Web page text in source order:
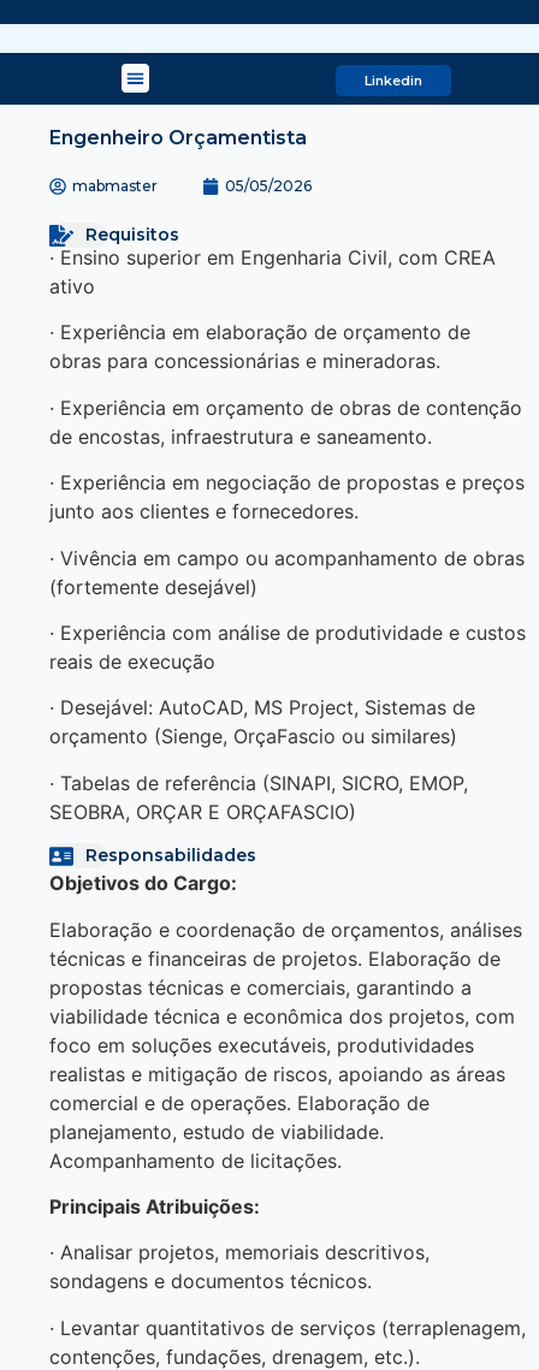
Linkedin
Engenheiro Orçamentista
mabmaster 05/05/2026
Requisitos
· Ensino superior em Engenharia Civil, com CREA
ativo
· Experiência em elaboração de orçamento de
obras para concessionárias e mineradoras.
· Experiência em orçamento de obras de contenção
de encostas, infraestrutura e saneamento.
· Experiência em negociação de propostas e preços
junto aos clientes e fornecedores.
· Vivência em campo ou acompanhamento de obras
(fortemente desejável)
· Experiência com análise de produtividade e custos
reais de execução
· Desejável: AutoCAD, MS Project, Sistemas de
orçamento (Sienge, OrçaFascio ou similares)
· Tabelas de referência (SINAPI, SICRO, EMOP,
SEOBRA, ORÇAR E ORÇAFASCIO)
Responsabilidades
Objetivos do Cargo:
Elaboração e coordenação de orçamentos, análises
técnicas e financeiras de projetos. Elaboração de
propostas técnicas e comerciais, garantindo a
viabilidade técnica e econômica dos projetos, com
foco em soluções executáveis, produtividades
realistas e mitigação de riscos, apoiando as áreas
comercial e de operações. Elaboração de
planejamento, estudo de viabilidade.
Acompanhamento de licitações.
Principais Atribuições:
· Analisar projetos, memoriais descritivos,
sondagens e documentos técnicos.
· Levantar quantitativos de serviços (terraplenagem,
contenções, fundações, drenagem, etc.).